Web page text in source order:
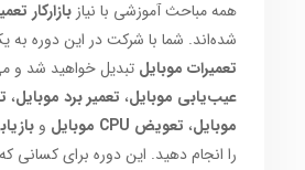
همه مباحث آموزشی با نیازبازارکار
شده‌اند. شما با شرکت در این دوره به
تعمیرات موبایل تبدیل خواهید شد و
عیب‌یابی موبایل، تعمیر برد موبایل،
موبایل، تعویض CPU موبایل و
را انجام دهید. این دوره برای کسانی